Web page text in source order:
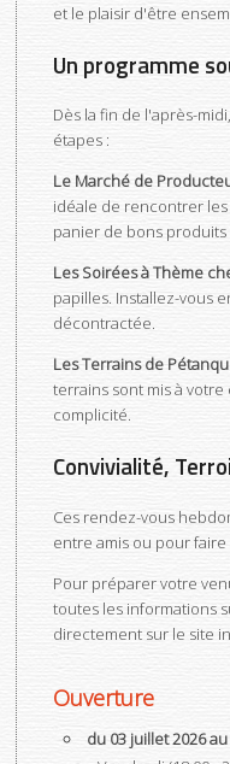
et le plaisir d'être
Un programme
Dès la fin de l'après-
étapes :
Le Marché de
idéale de rencontrer
panier de bons
Les Soirées à Thème
papilles. Installez-vous
décontractée.
Les Terrains de
terrains sont mis à
complicité.
Convivialité,
Ces rendez-vous
entre amis ou pour
Pour préparer votre
toutes les informations
directement sur le site
Ouverture
du 03 juillet 2026